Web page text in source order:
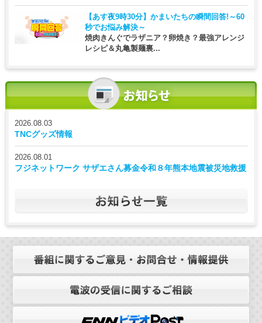
【あす夜9時30分】 かまいたちの瞬間回答!～60
秒でお悩み解決～
焼肉きんぐでラザニア？卵焼き？最強アレンジ
レシピ＆丸亀製麺裏...
2026.08.03
TNCグッズ情報
2026.08.01
フジネットワーク サザエさん募金令和８年熊本地震被災地救援